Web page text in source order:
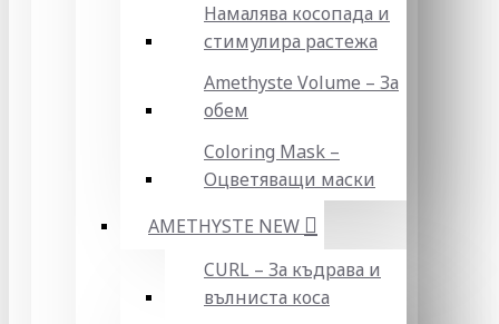
Намалява косопада и
стимулира растежа
Amethyste Volume – За
обем
Coloring Mask –
Оцветяващи маски
AMETHYSTE NEW
CURL – За къдрава и
вълниста коса